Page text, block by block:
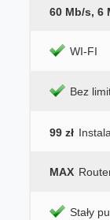
60 Mb/s, 6
WI-FI
Bez
99 zł
MAX
Stały